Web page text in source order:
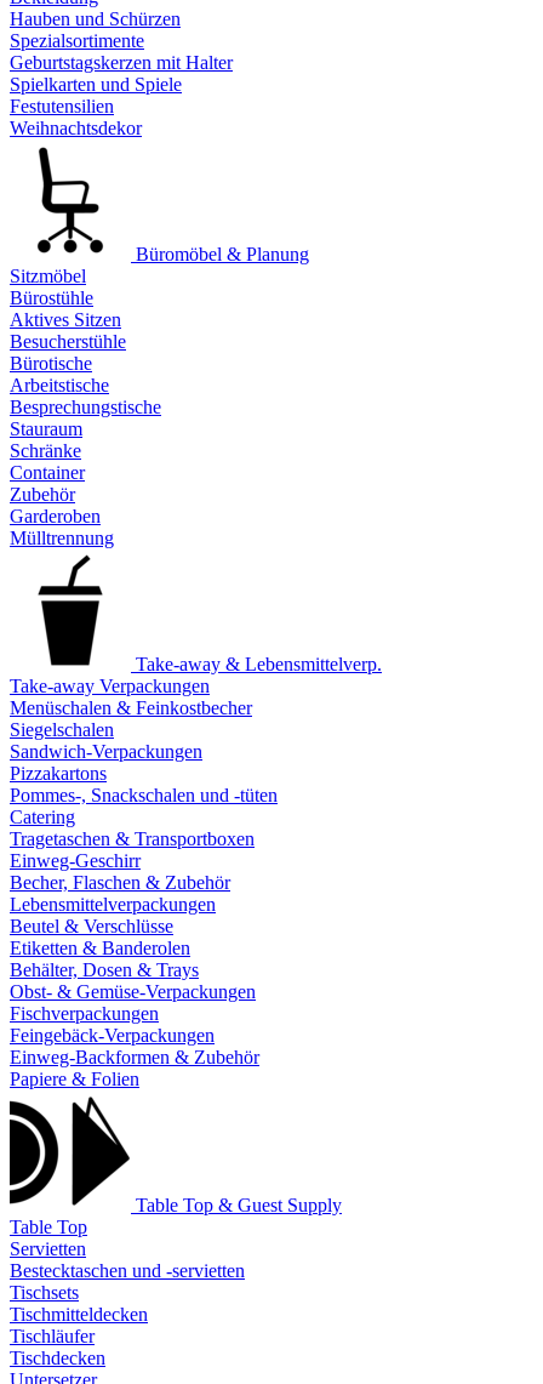
Hauben und Schürzen
Spezialsortimente
Geburtstagskerzen mit Halter
Spielkarten und Spiele
Festutensilien
Weihnachtsdekor
Büromöbel & Planung
Sitzmöbel
Bürostühle
Aktives Sitzen
Besucherstühle
Bürotische
Arbeitstische
Besprechungstische
Stauraum
Schränke
Container
Zubehör
Garderoben
Mülltrennung
Take-away & Lebensmittelverp.
Take-away Verpackungen
Menüschalen & Feinkostbecher
Siegelschalen
Sandwich-Verpackungen
Pizzakartons
Pommes-, Snackschalen und -tüten
Catering
Tragetaschen & Transportboxen
Einweg-Geschirr
Becher, Flaschen & Zubehör
Lebensmittelverpackungen
Beutel & Verschlüsse
Etiketten & Banderolen
Behälter, Dosen & Trays
Obst- & Gemüse-Verpackungen
Fischverpackungen
Feingebäck-Verpackungen
Einweg-Backformen & Zubehör
Papiere & Folien
Table Top & Guest Supply
Table Top
Servietten
Bestecktaschen und -servietten
Tischsets
Tischmitteldecken
Tischläufer
Tischdecken